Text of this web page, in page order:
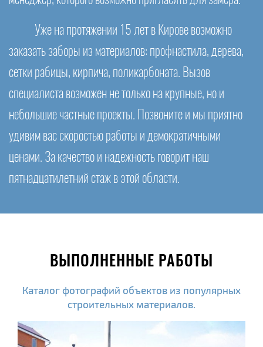
Уже на протяжении 15 лет в Кирове возможно
заказать заборы из материалов: профнастила, дерева,
сетки рабицы, кирпича, поликарбоната. Вызов
специалиста возможен не только на крупные, но и
небольшие частные проекты. Позвоните и мы приятно
удивим вас скоростью работы и демократичными
ценами. За качество и надежность говорит наш
пятнадцатилетний стаж в этой области.
ВЫПОЛНЕННЫЕ РАБОТЫ
Каталог фотографий объектов из популярных
строительных материалов.